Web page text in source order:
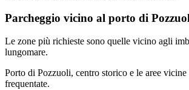
Parcheggio vicino al porto di
Le zone più richieste sono quelle vicino agli
lungomare.
Porto di Pozzuoli, centro storico e le aree
frequentate.